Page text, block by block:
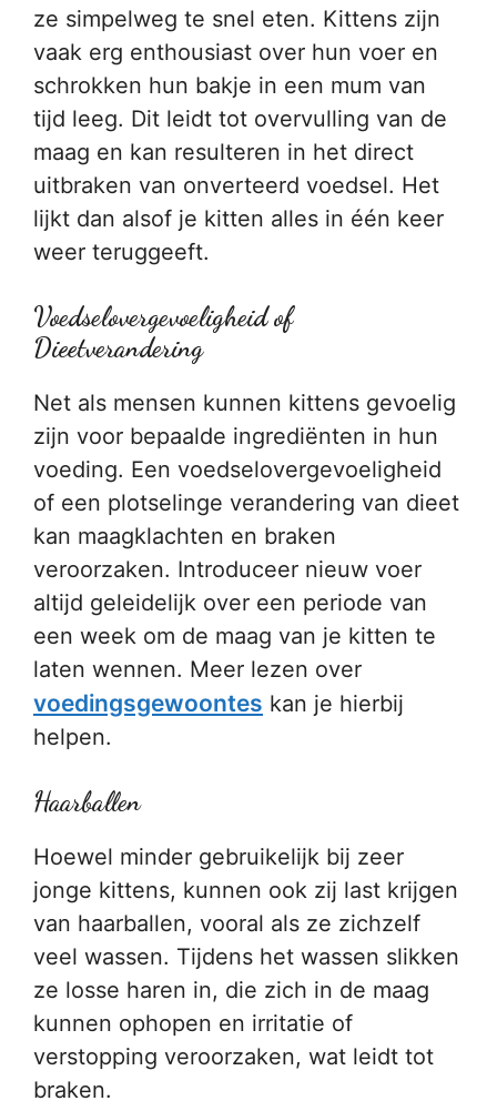
ze simpelweg te snel eten. Kittens zijn
vaak erg enthousiast over hun voer en
schrokken hun bakje in een mum van
tijd leeg. Dit leidt tot overvulling van de
maag en kan resulteren in het direct
uitbraken van onverteerd voedsel. Het
lijkt dan alsof je kitten alles in één keer
weer teruggeeft.
Voedselovergevoeligheid of
Dieetverandering
Net als mensen kunnen kittens gevoelig
zijn voor bepaalde ingrediënten in hun
voeding. Een voedselovergevoeligheid
of een plotselinge verandering van dieet
kan maagklachten en braken
veroorzaken. Introduceer nieuw voer
altijd geleidelijk over een periode van
een week om de maag van je kitten te
laten wennen. Meer lezen over
voedingsgewoontes kan je hierbij
helpen.
Haarballen
Hoewel minder gebruikelijk bij zeer
jonge kittens, kunnen ook zij last krijgen
van haarballen, vooral als ze zichzelf
veel wassen. Tijdens het wassen slikken
ze losse haren in, die zich in de maag
kunnen ophopen en irritatie of
verstopping veroorzaken, wat leidt tot
braken.